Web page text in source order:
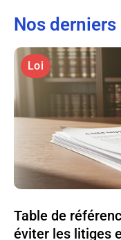
Nos
Loi
Table de
éviter les litiges